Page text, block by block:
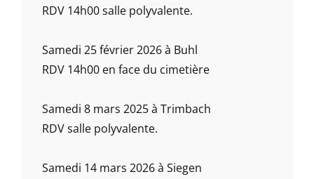
RDV 14h00 salle polyvalente.
Samedi 25 février 2026 à Buhl
RDV 14h00 en face du cimetière
Samedi 8 mars 2025 à Trimbach
RDV salle polyvalente.
Samedi 14 mars 2026 à Siegen